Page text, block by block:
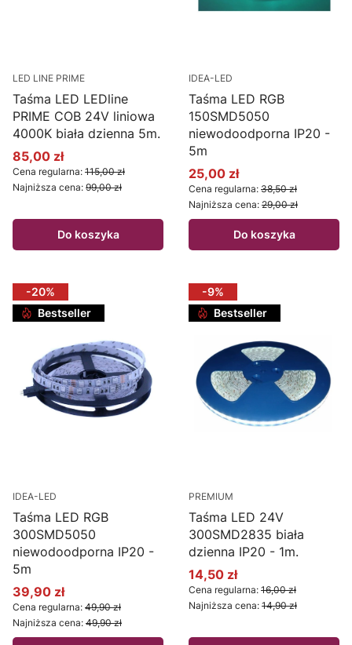
LED LINE PRIME
Taśma LED LEDline
PRIME COB 24V liniowa
4000K biała dzienna 5m.
Cena promocyjna
85,00 zł
Cena regularna: 115,00 zł
Najniższa cena: 99,00 zł
Do koszyka
IDEA-LED
Taśma LED RGB
150SMD5050
niewodoodporna IP20 -
5m
Cena promocyjna
25,00 zł
Cena regularna: 38,50 zł
Najniższa cena: 29,00 zł
Do koszyka
-20%
Bestseller
IDEA-LED
Taśma LED RGB
300SMD5050
niewodoodporna IP20 -
5m
Cena promocyjna
39,90 zł
Cena regularna: 49,90 zł
Najniższa cena: 49,90 zł
-9%
Bestseller
PREMIUM
Taśma LED 24V
300SMD2835 biała
dzienna IP20 - 1m.
Cena promocyjna
14,50 zł
Cena regularna: 16,00 zł
Najniższa cena: 14,90 zł